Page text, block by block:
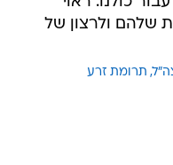
שלהם ולרצון של
תרומת זרע